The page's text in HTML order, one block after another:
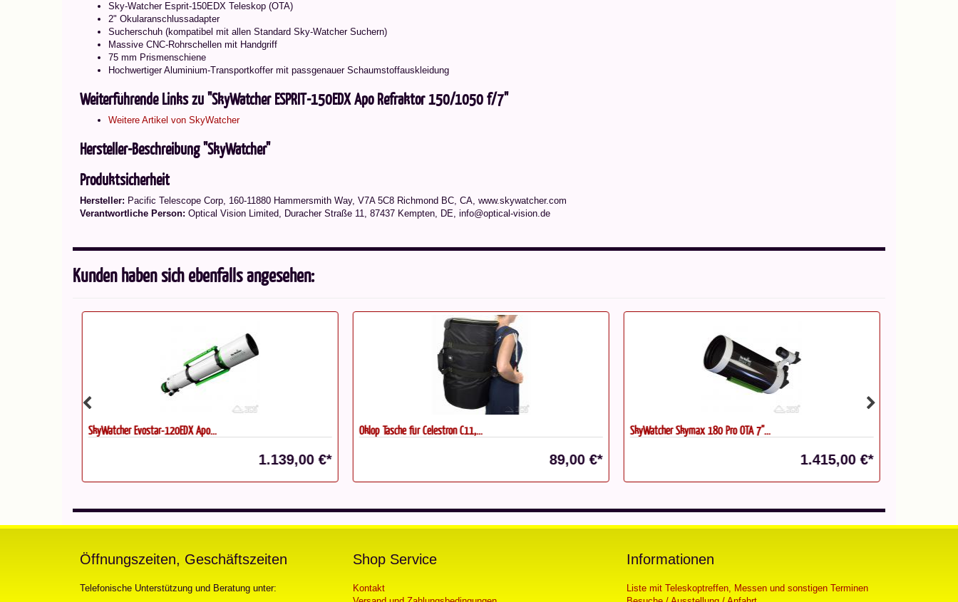
Sky-Watcher Esprit-150EDX Teleskop (OTA)
2" Okularanschlussadapter
Sucherschuh (kompatibel mit allen Standard Sky-Watcher Suchern)
Massive CNC-Rohrschellen mit Handgriff
75 mm Prismenschiene
Hochwertiger Aluminium-Transportkoffer mit passgenauer Schaumstoffauskleidung
Weiterführende Links zu "SkyWatcher ESPRIT-150EDX Apo Refraktor 150/1050 f/7"
Weitere Artikel von SkyWatcher
Hersteller-Beschreibung "SkyWatcher"
Produktsicherheit
Hersteller: Pacific Telescope Corp, 160-11880 Hammersmith Way, V7A 5C8 Richmond BC, CA, www.skywatcher.com
Verantwortliche Person: Optical Vision Limited, Duracher Straße 11, 87437 Kempten, DE, info@optical-vision.de
Kunden haben sich ebenfalls angesehen:
SkyWatcher Evostar-120EDX Apo...
1.139,00 €*
Oklop Tasche für Celestron C11,...
89,00 €*
SkyWatcher Skymax 180 Pro OTA 7"...
1.415,00 €*
Öffnungszeiten, Geschäftszeiten
Telefonische Unterstützung und Beratung unter:
Shop Service
Kontakt
Informationen
Liste mit Teleskoptreffen, Messen und sonstigen Terminen